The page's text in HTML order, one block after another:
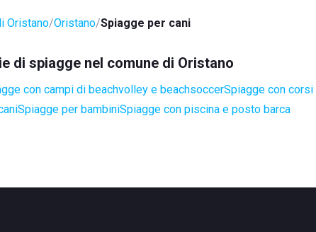
Oristano Oristano Spiagge per cani
di spiagge nel comune di Oristano
con campi di beachvolley e beachsoccerSpiagge con
Spiagge per bambiniSpiagge con piscina e posto barca